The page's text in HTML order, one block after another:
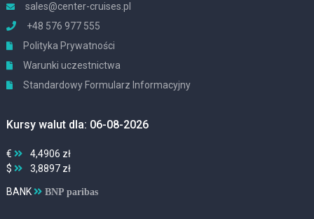
sales@center-cruises.pl
+48 576 977 555
Polityka Prywatności
Warunki uczestnictwa
Standardowy Formularz Informacyjny
Kursy walut dla: 06-08-2026
€
4,4906 zł
$
3,8897 zł
BANK BNP paribas